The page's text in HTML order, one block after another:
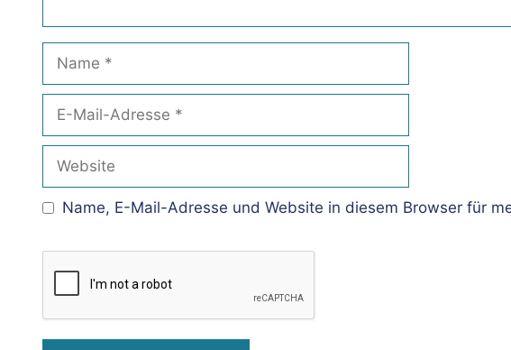
Mail-
Adresse
Name, E-Mail-Adresse und Website in diesem Browser für